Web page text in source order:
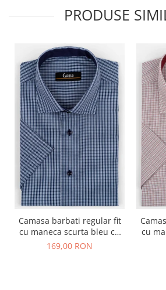
PRODUSE
Camasa barbati regular fit
cu maneca scurta bleu cu
carouri bleumarin 2XL
169,00 RON
cu